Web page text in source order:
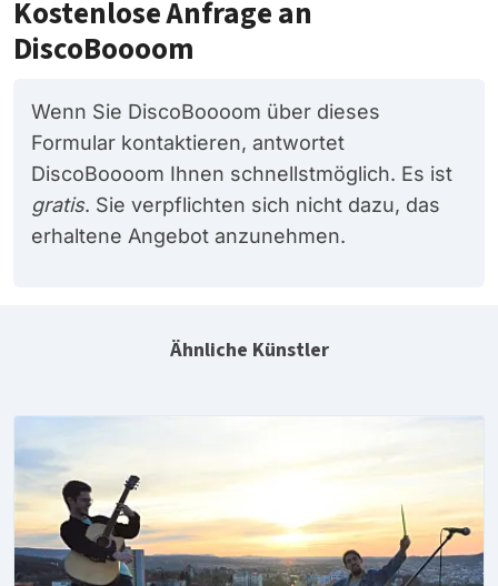
Kostenlose Anfrage an
DiscoBoooom
Wenn Sie DiscoBoooom über dieses
Formular kontaktieren, antwortet
DiscoBoooom Ihnen schnellstmöglich. Es ist
gratis. Sie verpflichten sich nicht dazu, das
erhaltene Angebot anzunehmen.
Ähnliche Künstler